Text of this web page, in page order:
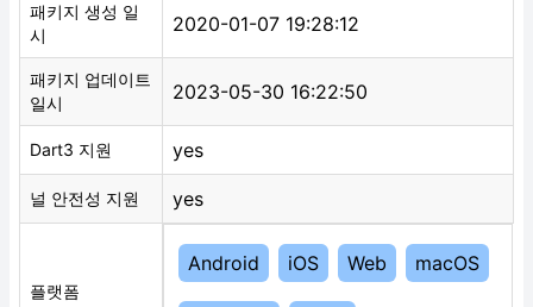
패키지 생성 일
시
2020-01-07 19:28:12
패키지 업데이트
일시
2023-05-30 16:22:50
Dart3 지원 yes
널 안전성 지원 yes
플랫폼
Android iOS Web macOS